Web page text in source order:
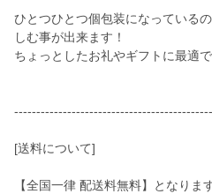
ひとつひとつ個包装になっている
しむ事が出来ます！
ちょっとしたお礼やギフトに最適で
[送料について]
【全国一律 配送料無料】となります